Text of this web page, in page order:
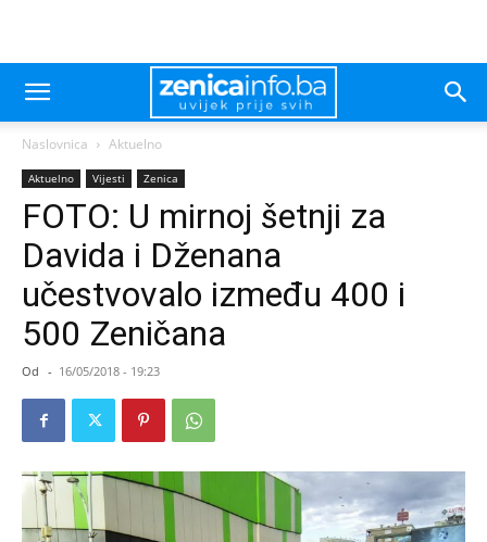
Naslovnica Aktuelno
Aktuelno Vijesti Zenica
FOTO: U mirnoj šetnji za
Davida i Dženana
učestvovalo između 400 i
500 Zeničana
Od - 16/05/2018 - 19:23